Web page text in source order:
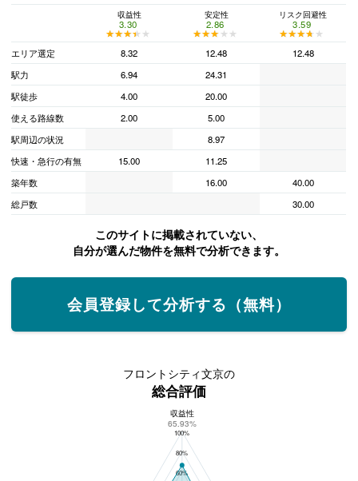
収益性
3.30
★★★★★
★★★★★
安定性
2.86
★★★★★
★★★★★
リスク回避性
3.59
★★★★★
★★★★★
エリア選定
8.32 12.48
12.48
駅力
6.94
24.31
駅徒歩
4.00
20.00
使える路線数
2.00
5.00
駅周辺の状況
8.97
快速・急行の有無
15.00
11.25
築年数
16.00
40.00
総戸数
30.00
このサイトに掲載されていない、
自分が選んだ物件を無料で分析できます。
会員登録して分析する（無料）
フロントシティ文京の
総合評価
フロントシティ文京の総合評価
100%
80%
60%
収益性
65.93%